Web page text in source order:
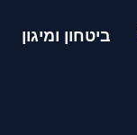
ביטחון ומיגון